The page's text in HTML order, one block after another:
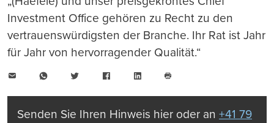
Investment Office gehören zu Recht zu den
vertrauenswürdigsten der Branche. Ihr Rat ist Jahr
für Jahr von hervorragender Qualität.“
WhatsAppTwitter FacebookLinkedIn
drucken
Senden Sie Ihren Hinweis hier oder an +41 79